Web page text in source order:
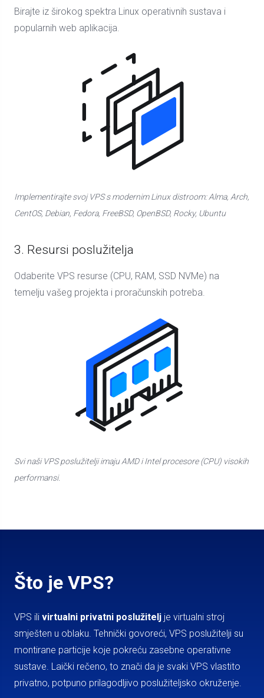
Birajte iz širokog spektra Linux operativnih sustava i
popularnih web aplikacija.
Implementirajte svoj VPS s modernim Linux distroom: Alma, Arch,
CentOS, Debian, Fedora, FreeBSD, OpenBSD, Rocky, Ubuntu
3. Resursi poslužitelja
Odaberite VPS resurse (CPU, RAM, SSD NVMe) na
temelju vašeg projekta i proračunskih potreba.
Svi naši VPS poslužitelji imaju AMD i Intel procesore (CPU) visokih
performansi.
Što je VPS?
VPS ili virtualni privatni poslužitelj je virtualni stroj
smješten u oblaku. Tehnički govoreći, VPS poslužitelji su
montirane particije koje pokreću zasebne operativne
sustave. Laički rečeno, to znači da je svaki VPS vlastito
privatno, potpuno prilagodljivo poslužiteljsko okruženje.